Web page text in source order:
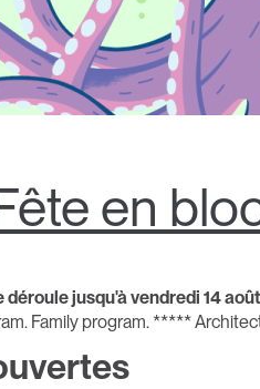
en
déroule jusqu'à vendredi 14
Family program. *****